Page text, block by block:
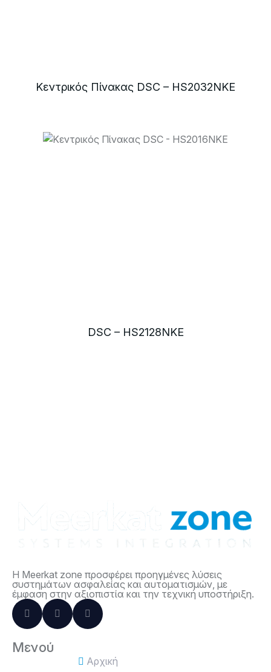
Κεντρικός Πίνακας DSC – HS2032NKE
DSC – HS2128NKE
Η Meerkat zone προσφέρει προηγμένες λύσεις
συστημάτων ασφαλείας και αυτοματισμών, με
έμφαση στην αξιοπιστία και την τεχνική υποστήριξη.
Μενού
Αρχική